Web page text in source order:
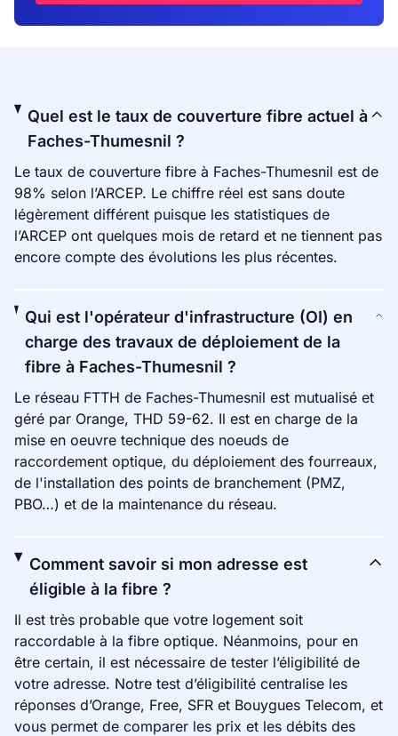
Quel est le taux de couverture fibre actuel à
Faches-Thumesnil ?
Le taux de couverture fibre à Faches-Thumesnil est de
98% selon l’ARCEP. Le chiffre réel est sans doute
légèrement différent puisque les statistiques de
l’ARCEP ont quelques mois de retard et ne tiennent pas
encore compte des évolutions les plus récentes.
Qui est l'opérateur d'infrastructure (OI) en
charge des travaux de déploiement de la
fibre à Faches-Thumesnil ?
Le réseau FTTH de Faches-Thumesnil est mutualisé et
géré par Orange, THD 59-62. Il est en charge de la
mise en oeuvre technique des noeuds de
raccordement optique, du déploiement des fourreaux,
de l'installation des points de branchement (PMZ,
PBO…) et de la maintenance du réseau.
Comment savoir si mon adresse est
éligible à la fibre ?
Il est très probable que votre logement soit
raccordable à la fibre optique. Néanmoins, pour en
être certain, il est nécessaire de tester l’éligibilité de
votre adresse. Notre test d’éligibilité centralise les
réponses d’Orange, Free, SFR et Bouygues Telecom, et
vous permet de comparer les prix et les débits des